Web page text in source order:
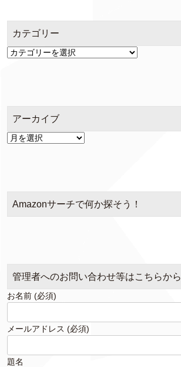
カテゴリー
カ
アーカイブ
ア
Amazonサーチで何か探そう！
管理者へのお問い合わせ等はこちらから
お名前 (必須)
メールアドレス (必須)
題名